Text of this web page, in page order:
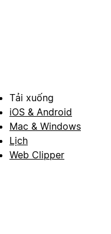
Tải xuống
iOS & Android
Mac & Windows
Lịch
Web Clipper